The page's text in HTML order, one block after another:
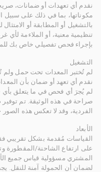
نقدم أي تعهدات أو ضمانات،
مكوناتها، بما في ذلك على سبيل
بالتشغيل أو المطابقة أو
تنظيمية معنية، أو الملاءمة
بإجراء فحص تفصيلي خاص بك
التشغيل
لم تُختبر المعدات تحت حمل ولم
نقدم أي تعهد أو ضمان بأن
لم يُجرَ أي فحص في ما يتعلق بأي
صراحة في هذه الوثيقة. تم
الفردية، وقد لا تعكس هذه الصور
الأبعاد
القياسات مُقدمة بشكل تقريبي
على ارتفاع الشاحنة/المقطورة
المشتري مسؤولية قياس جميع
لضمان أن الحمولة آمنة للنقل.